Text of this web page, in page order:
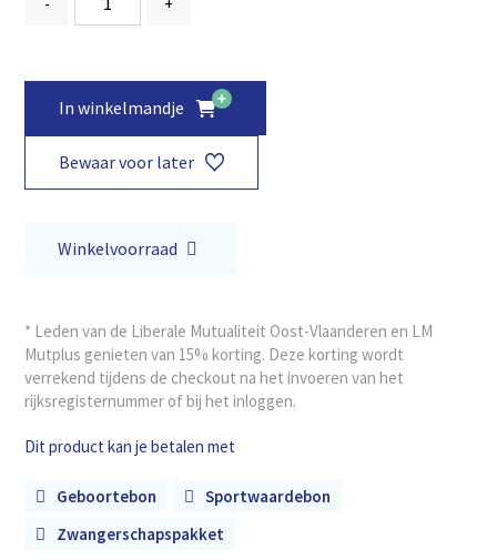
In winkelmandje
Bewaar voor later
Winkelvoorraad
* Leden van de Liberale Mutualiteit Oost-Vlaanderen en LM
Mutplus genieten van 15% korting. Deze korting wordt
verrekend tijdens de checkout na het invoeren van het
rijksregisternummer of bij het inloggen.
Dit product kan je betalen met
Geboortebon
Sportwaardebon
Zwangerschapspakket